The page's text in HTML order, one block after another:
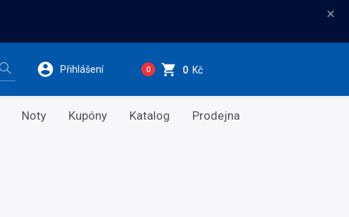
×
Přihlášení 0 0 Kč
Noty Kupóny Katalog Prodejna